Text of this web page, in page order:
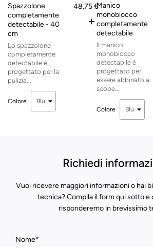
Spazzolone
completamente
detectabile - 40
cm
Lo spazzolone
completamente
detectabile è
progettato per la
pulizia...
48,75 €
Colore
+
Manico
monoblocco
completamente
detectabile
Il manico
monoblocco
detectabile è
progettato per
essere abbinato a
scope...
Colore
Richiedi
Vuoi ricevere maggiori informazioni o hai
tecnica? Compila il form qui sotto e
risponderemo in brevissimo